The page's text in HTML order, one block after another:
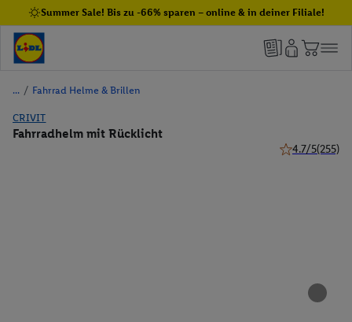
Summer Sale! Bis zu -66% sparen – online & in deiner Filiale!
/ Fahrrad Helme & Brillen
CRIVIT
Fahrradhelm mit Rücklicht
4.7/5(255)